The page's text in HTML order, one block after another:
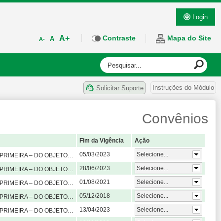
Login
A- A A+ Contraste Mapa do Site
Instruções do Módulo
Solicitar Suporte
Convênios
Fim da Vigência
Ação
estágios obrigatórios e/ou não obrigatórios, nos planos de formação de cursos de graduação. Parágrafo Único: Adota-se, de comum acordo e com base na Lei nº 11.788/08, que o estágio precisa ser caracterizado, na prática, como um ato educativo supervisionado por profissionais da Universidade e do Campo de Estágio, desenvolvido em ambiente de trabalho, com objetivo de formação inicial dos estudantes de graduação para o trabalho produtivo. 05/03/2023
Selecione...
compreendendo estágios obrigatórios e/ou não obrigatórios, nos planos de formação de cursos de graduação. Parágrafo Único: Adota-se, de comum acordo e com base na Lei nº 11.788/08, que o estágio precisa ser caracterizado, na prática, como um ato educativo supervisionado por profissionais da Universidade e do Campo de Estágio, desenvolvido em ambiente de trabalho, com objetivo de formação inicial dos estudantes de graduação para o trabalho produtivo. 28/06/2023
Selecione...
estágios obrigatórios e/ou não obrigatórios, nos planos de formação de cursos de graduação. Parágrafo Único: Adota-se, de comum acordo e com base na Lei nº 11.788/08, que o estágio precisa ser caracterizado, na prática, como um ato educativo supervisionado por profissionais da Universidade e do Campo de Estágio, desenvolvido em ambiente de trabalho, com objetivo de formação inicial dos estudantes de graduação para o trabalho produtivo. 01/08/2021
Selecione...
compreendendo estágios obrigatórios e/ou não obrigatórios, nos planos de formação de cursos de graduação. Parágrafo Único: Adota-se, de comum acordo e com base na Lei nº 11.788/08, que o estágio precisa ser caracterizado, na prática, como um ato educativo supervisionado por profissionais da Universidade e do Campo de Estágio, desenvolvido em ambiente de trabalho, com objetivo de formação inicial dos estudantes de graduação para o trabalho produtivo. 05/12/2018
Selecione...
estágios obrigatórios e/ou não obrigatórios, nos planos de formação de cursos de graduação. Parágrafo Único: Adota-se, de comum acordo e com base na Lei nº 11.788/08, que o estágio precisa ser caracterizado, na prática, como um ato educativo supervisionado por profissionais da Universidade e do Campo de Estágio, desenvolvido em ambiente de trabalho, com objetivo de formação inicial dos estudantes de graduação para o trabalho produtivo. 13/04/2023
Selecione...